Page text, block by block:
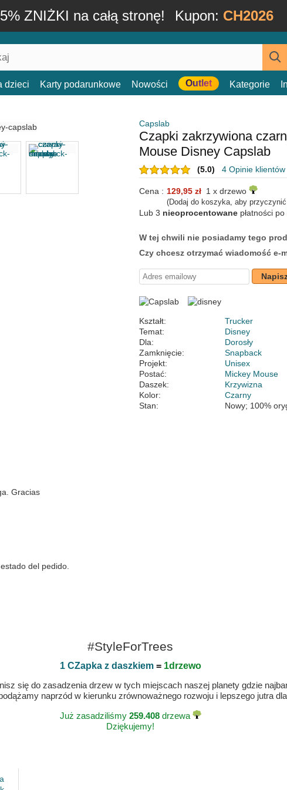
ZNIŻKI na całą stronę! Kupon: CH2026
dzieci Karty podarunkowe Nowości Outlet Kategorie
Capslab
Czapki zakrzywiona
Mouse Disney Capslab
(5.0) 4 Opinie klientów
Cena : 129,95 zł 1 x drzewo
(Dodaj do koszyka, aby
Lub 3 nieoprocentowane płatności po
W tej chwili nie posiadamy tego
Czy chcesz otrzymać wiadomość
Kształt:
Trucker
Temat:
Disney
Dla:
Dorosły
Zamknięcie:
Snapback
Projekt:
Unisex
Postać:
Mickey Mouse
Daszek:
Krzywizna
Kolor:
Czarny
Stan:
Nowy; 100%
Gracias
del pedido.
#StyleForTrees
1 CZapka z daszkiem= 1drzewo
się do zasadzenia drzew w tych miejscach naszej planety gdzie
naprzód w kierunku zrównoważnego rozwoju i lepszego jutra
Już zasadziliśmy 259.408drzewa
Dziękujemy!